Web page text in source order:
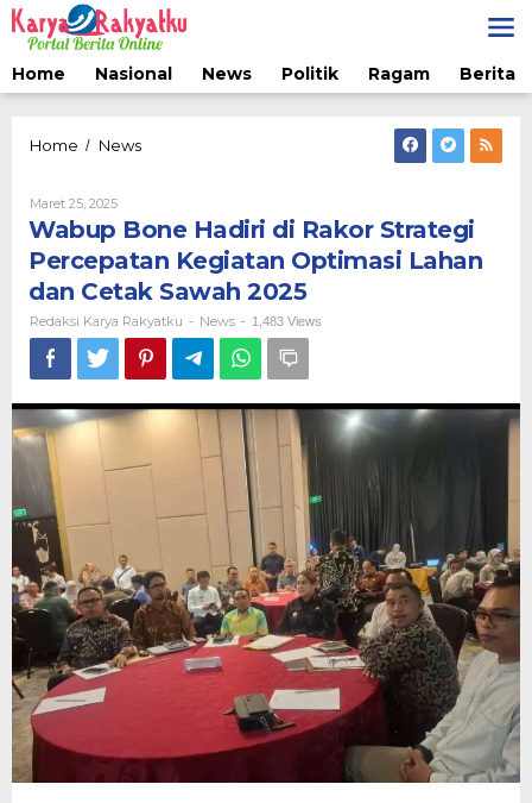
Lewati
ke
konten
Home
Nasional News Politik Ragam Berita
Home / NewsWabup
Rakor
Strategi
Percepatan
Kegiatan
Optimasi
Lahan
dan
Cetak
Sawah
Maret 25, 2025Oleh
Redaksi
Karya
Rakyatku
Wabup Bone Hadiri di Rakor Strategi
Percepatan Kegiatan Optimasi Lahan
dan Cetak Sawah 2025
Redaksi Karya Rakyatku - News - 1,483 Views